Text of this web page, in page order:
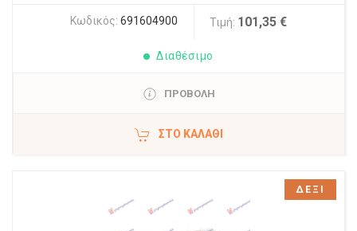
Κωδικός: 691604900 Τιμή: 101,35 €
Διαθέσιμο
ΠΡΟΒΟΛΗ
ΣΤΟ ΚΑΛΆΘΙ
ΔΕΞΙ